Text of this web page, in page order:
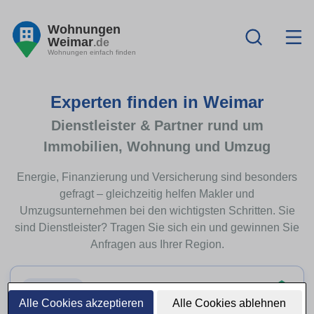
Alle Cookies akzeptieren Alle Cookies ablehnen
Wohnungen
Weimar.de
Wohnungen einfach finden
Experten finden in Weimar
Dienstleister & Partner rund um
Immobilien, Wohnung und Umzug
Energie, Finanzierung und Versicherung sind besonders
gefragt – gleichzeitig helfen Makler und
Umzugsunternehmen bei den wichtigsten Schritten. Sie
sind Dienstleister? Tragen Sie sich ein und gewinnen Sie
Anfragen aus Ihrer Region.
Top-Thema